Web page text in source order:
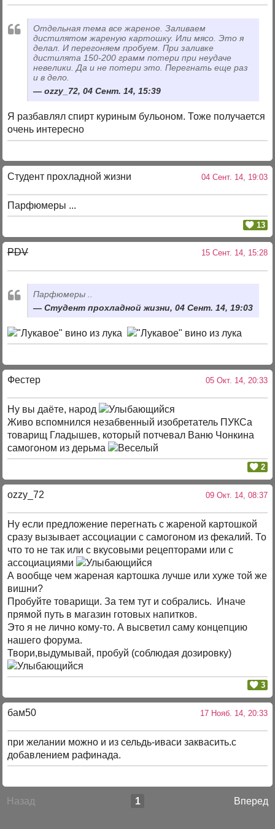
Отдельная тема все жареное. Заливаем
дистилятом жареную картошку. Или мясо. Это я
делал. И перегоняем пробуем. При заливке
дистилята 150-200 грамм потери при неудаче
невелики. Да и не потери это. Перегнать еще раз
и в дело.
ozzy_72, 04 Сент. 14, 15:39
Я разбавлял спирт куриным бульоном. Тоже получается
очень интересно
Студент прохладной жизни 04 Сент. 14, 19:03
Парфюмеры ...
13
PDV 15 Сент. 14, 15:28
Парфюмеры ..
Студент прохладной жизни, 04 Сент. 14, 19:03
Фестер 05 Окт. 14, 20:33
Ну вы даёте, народ
Живо вспомнился незабвенный изобретатель ПУКСа
товарищ Гладышев, который потчевал Ваню Чонкина
самогоном из дерьма
2
ozzy_72 09 Окт. 14, 08:37
Ну если предложение перегнать с жареной картошкой
сразу вызывает ассоциации с самогоном из фекалий. То
что то не так или с вкусовыми рецепторами или с
ассоциациями
А вообще чем жареная картошка лучше или хуже той же
вишни?
Пробуйте товарищи. За тем тут и собрались. Иначе
прямой путь в магазин готовых напитков.
Это я не лично кому-то. А высветил саму концепцию
нашего форума.
Твори,выдумывай, пробуй (соблюдая дозировку)
3
бам50 17 Нояб. 14, 20:33
при желании можно и из сельдь-иваси заквасить.с
добавлением рафинада.
Назад Вперед
1